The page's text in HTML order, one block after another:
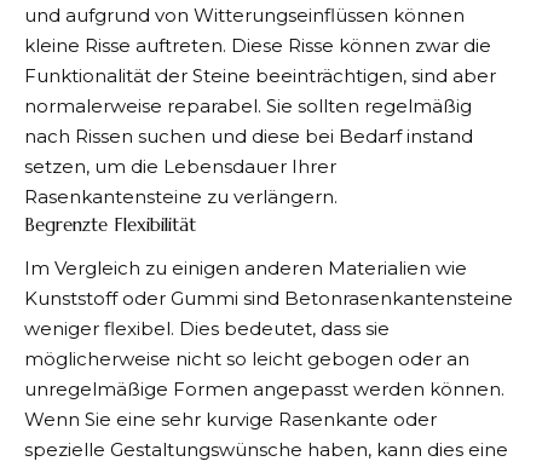
und aufgrund von Witterungseinflüssen können
kleine Risse auftreten. Diese Risse können zwar die
Funktionalität der Steine beeinträchtigen, sind aber
normalerweise reparabel. Sie sollten regelmäßig
nach Rissen suchen und diese bei Bedarf instand
setzen, um die Lebensdauer Ihrer
Rasenkantensteine zu verlängern.
Begrenzte Flexibilität
Im Vergleich zu einigen anderen Materialien wie
Kunststoff oder Gummi sind Betonrasenkantensteine
weniger flexibel. Dies bedeutet, dass sie
möglicherweise nicht so leicht gebogen oder an
unregelmäßige Formen angepasst werden können.
Wenn Sie eine sehr kurvige Rasenkante oder
spezielle Gestaltungswünsche haben, kann dies eine